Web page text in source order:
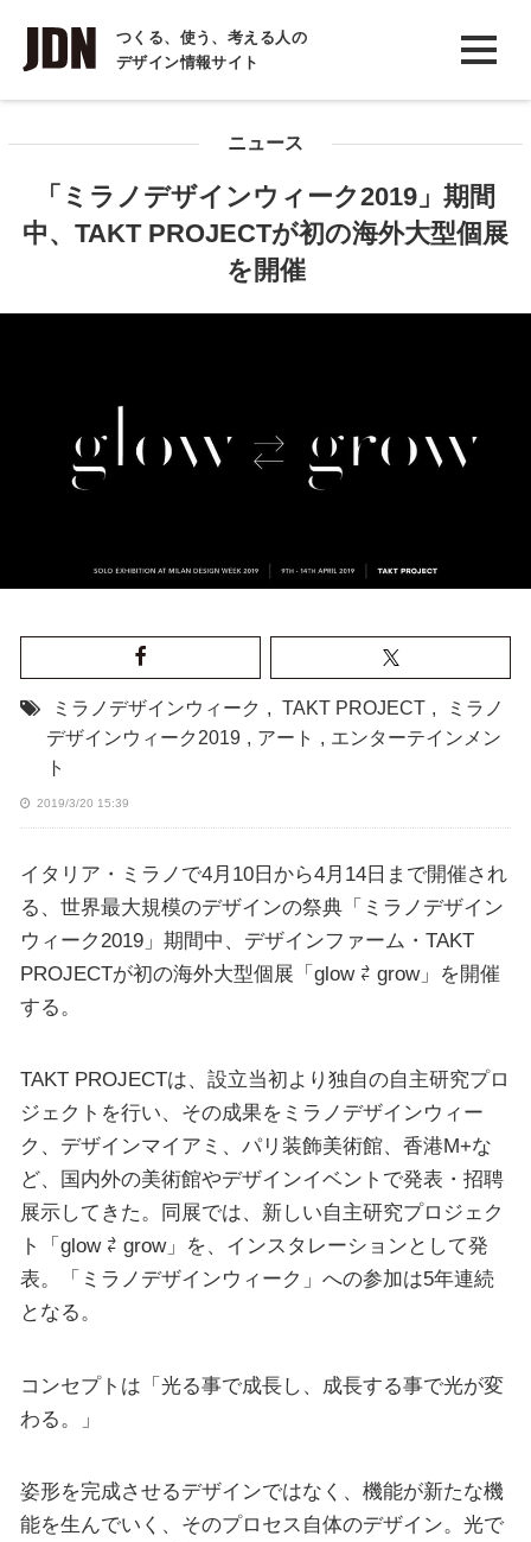
つくる、使う、考える人の
デザイン情報サイト
INTERVIEW
インタビュー
COLUMN
ニュース
「ミラノデザインウィーク2019」期間
中、TAKT PROJECTが初の海外大型個展
を開催
ミラノデザインウィーク , TAKT PROJECT ,
ミラノ
デザインウィーク2019 , アート , エンターテインメン
ト
2019/3/20 15:39
イタリア・ミラノで4月10日から4月14日まで開催され
る、世界最大規模のデザインの祭典「ミラノデザイン
ウィーク2019」期間中、デザインファーム・TAKT
PROJECTが初の海外大型個展「glow ⇄ grow」を開催
する。
TAKT PROJECTは、設立当初より独自の自主研究プロ
ジェクトを行い、その成果をミラノデザインウィー
ク、デザインマイアミ、パリ装飾美術館、香港M+な
ど、国内外の美術館やデザインイベントで発表・招聘
展示してきた。同展では、新しい自主研究プロジェク
ト「glow ⇄ grow」を、インスタレーションとして発
表。「ミラノデザインウィーク」への参加は5年連続
となる。
コンセプトは「光る事で成長し、成長する事で光が変
わる。」
姿形を完成させるデザインではなく、機能が新たな機
能を生んでいく、そのプロセス自体のデザイン。光で